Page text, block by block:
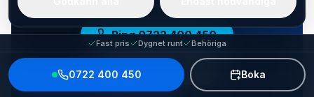
Ring0722 400 450
Boka själv direkt
Fast pris Dygnet runt Behöriga
0722 400 450 Boka